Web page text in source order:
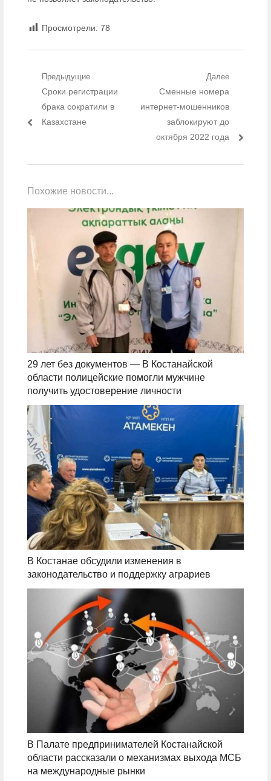
Просмотрели: 78
Навигация по записям
Предыдущие
Предыдущий пост:
Сроки регистрации
брака сократили в
Казахстане
Далее
Следующий пост:
Сменные номера
интернет-мошенников
заблокируют до
октября 2022 года
Похожие новости...
29 лет без документов — В Костанайской
области полицейские помогли мужчине
получить удостоверение личности
В Костанае обсудили изменения в
законодательство и поддержку аграриев
В Палате предпринимателей Костанайской
области рассказали о механизмах выхода МСБ
на международные рынки